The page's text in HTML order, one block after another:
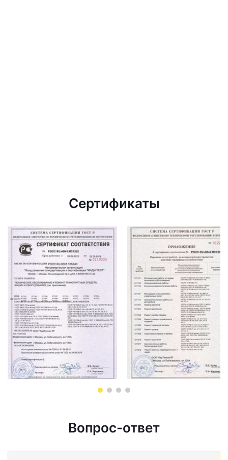
Сертификаты
Вопрос-ответ